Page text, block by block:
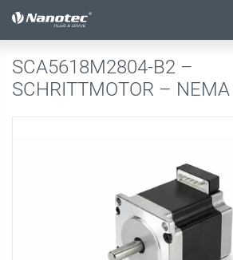
active configuration
SCA5618M2804-B2 –
SCHRITTMOTOR –